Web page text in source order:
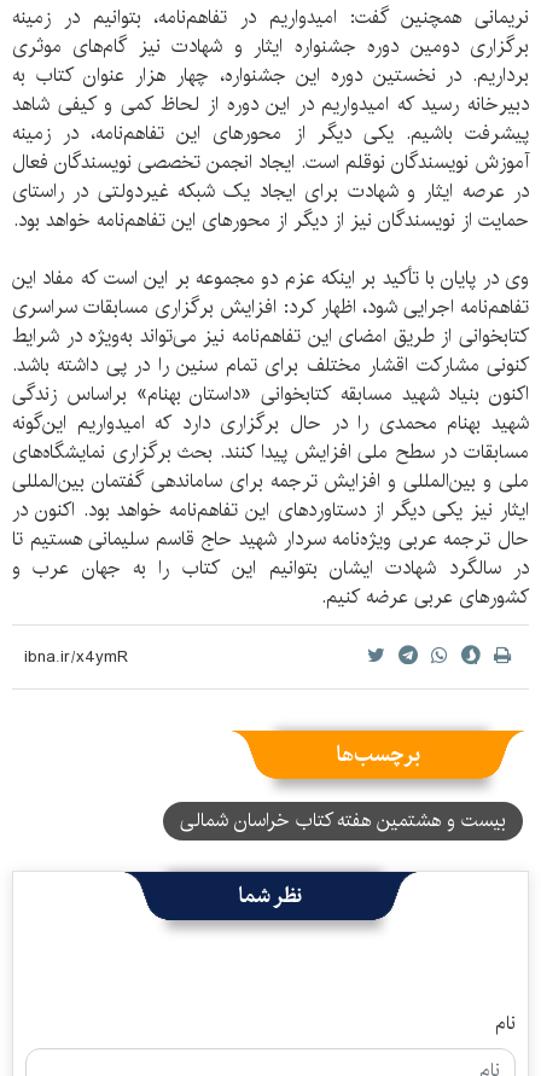
نریمانی همچنین گفت: امیدواریم در تفاهم‌نامه، بتوانیم در زمینه
برگزاری دومین دوره جشنواره ایثار و شهادت نیز گام‌های موثری
برداریم. در نخستین دوره این جشنواره، چهار هزار عنوان کتاب به
دبیرخانه رسید که امیدواریم در این دوره از لحاظ کمی و کیفی شاهد
پیشرفت باشیم. یکی دیگر از محورهای این تفاهم‌نامه، در زمینه
آموزش نویسندگان نوقلم است. ایجاد انجمن تخصصی نویسندگان فعال
در عرصه ایثار و شهادت برای ایجاد یک شبکه غیردولتی در راستای
حمایت از نویسندگان نیز از دیگر از محورهای این تفاهم‌نامه خواهد بود.
وی در پایان با تأکید بر اینکه عزم دو مجموعه بر این است که مفاد این
تفاهم‌نامه اجرایی شود، اظهار کرد: افزایش برگزاری مسابقات سراسری
کتابخوانی از طریق امضای این تفاهم‌نامه نیز می‌تواند به‌ویژه در شرایط
کنونی مشارکت اقشار مختلف برای تمام سنین را در پی داشته باشد.
اکنون بنیاد شهید مسابقه کتابخوانی «داستان بهنام» براساس زندگی
شهید بهنام محمدی را در حال برگزاری دارد که امیدواریم این‌گونه
مسابقات در سطح ملی افزایش پیدا کنند. بحث برگزاری نمایشگاه‌های
ملی و بین‌المللی و افزایش ترجمه برای ساماندهی گفتمان بین‌المللی
ایثار نیز یکی دیگر از دستاوردهای این تفاهم‌نامه خواهد بود. اکنون در
حال ترجمه عربی ویژه‌نامه سردار شهید حاج قاسم سلیمانی هستیم تا
در سالگرد شهادت ایشان بتوانیم این کتاب را به جهان عرب و
کشورهای عربی عرضه کنیم.
برچسب‌ها
بیست و هشتمین هفته کتاب خراسان شمالی
نظر شما
نام